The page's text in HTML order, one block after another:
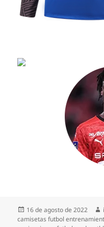
Publicado
el
16 de agosto de 2022
camisetas futbol